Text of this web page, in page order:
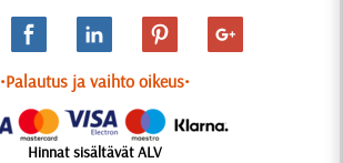
•Palautus ja vaihto oikeus•
Hinnat sisältävät ALV